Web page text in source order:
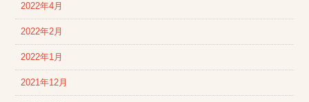
2022年4月
2022年2月
2022年1月
2021年12月